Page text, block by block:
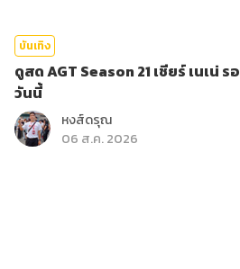
บันเทิง
ดูสด AGT Season 21 เชียร์ เนเน่
วันนี้
หงส์ดรุณ
06 ส.ค. 2026